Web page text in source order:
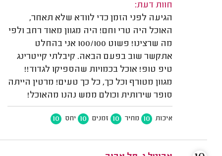
חוות דעת:
הגיעה לפני הזמן כדי לוודא שלא תאחר,
האוכל היה טרי וחם! היה מגוון מאוד רחב ולפי
מה שרצינו! פשוט 100/100 אני בהחלט
אתקשר שוב בפעם הבאה. קיבלתי קייטרינג
טיפ טופ! אוכל בכמויות שהספיקו לגדוד!!
מגוון מטורף וכל כך, כל כך טעים! מרטין הייתה
סופר שירותית וכולם ממש נהנו מהאוכל!
איכות 10 מחיר 10 זמנים 10 יחס 10